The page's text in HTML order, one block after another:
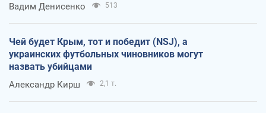
Вадим Денисенко 513
Чей будет Крым, тот и победит (NSJ), а
украинских футбольных чиновников могут
назвать убийцами
Александр Кирш 2,1 т.